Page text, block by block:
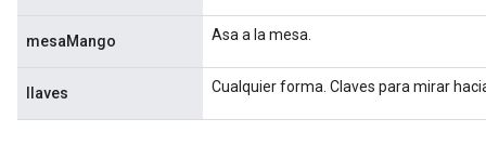
mesaMango Asa a la mesa.
llaves Cualquier forma. Claves para mirar